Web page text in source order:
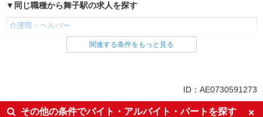
同じ職種から舞子駅の求人を探す
介護職・ヘルパー
同じ雇用形態から舞子駅の求人を探す
入社日応相談
未経験歓迎
関連する条件をもっと見る
ID：AE0730591273
その他の条件でバイト・アルバイト・パートを探す